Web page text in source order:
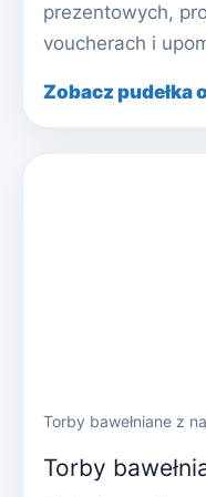
prezentowych,
voucherach i
Zobacz pudełka
Torby bawełniane z
Torby